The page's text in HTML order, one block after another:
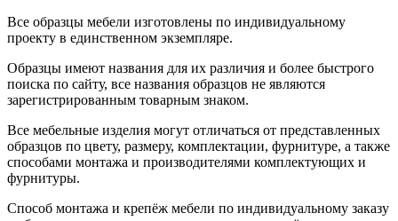
Все образцы мебели изготовлены по индивидуальному
проекту в единственном экземпляре.
Образцы имеют названия для их различия и более быстрого
поиска по сайту, все названия образцов не являются
зарегистрированным товарным знаком.
Все мебельные изделия могут отличаться от представленных
образцов по цвету, размеру, комплектации, фурнитуре, а также
способами монтажа и производителями комплектующих и
фурнитуры.
Способ монтажа и крепёж мебели по индивидуальному заказу